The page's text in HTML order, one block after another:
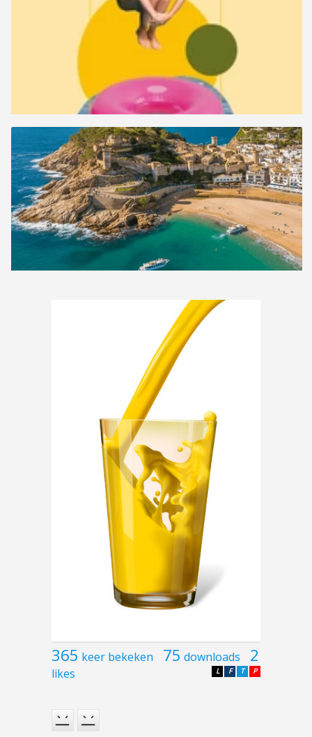
365 keer bekeken 75 downloads 2
likes P
T
F
L